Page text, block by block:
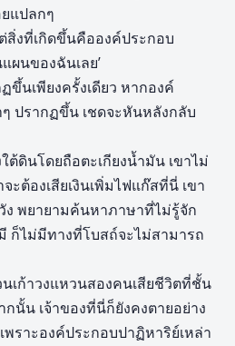
แปลกๆ
สิ่งที่เกิดขึ้นคือองค์ประกอบ
ผนของฉันเลย’
ขึ้นเพียงครั้งเดียว หากองค์
ปรากฏขึ้น เชดจะหันหลังกลับ
ต้ดินโดยถือตะเกียงน้ำมัน เขาไม่
ะต้องเสียเงินเพิ่มไฟแก๊สที่นี่ เขา
ง พยายามค้นหาภาษาที่ไม่รู้จัก
ก็ไม่มีทางที่โบสถ์จะไม่สามารถ
เก้าวงแหวนสองคนเสียชีวิตที่ชั้น
นั้น เจ้าของที่นี่ก็ยังคงตายอย่าง
ราะองค์ประกอบปาฏิหาริย์เหล่า